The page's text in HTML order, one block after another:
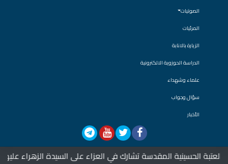
الصوتيات
المرئيات
الزيارة بالانابة
الدراسة الحوزوية الالكترونية
علماء وشهداء
سؤال وجواب
الأخبار
المقدسة تشارك في العزاء على السيدة الزهراء عليها السلام